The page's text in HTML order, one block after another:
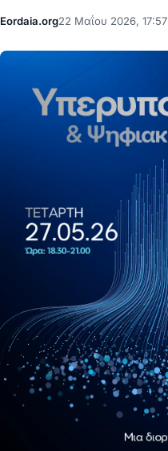
Eordaia.org22 Μαΐου 2026, 17:57